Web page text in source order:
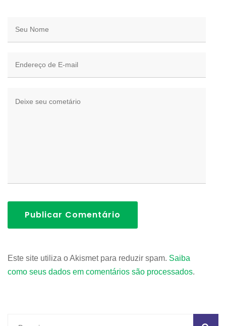
Publicar Comentário
Este site utiliza o Akismet para reduzir spam. Saiba
como seus dados em comentários são processados.